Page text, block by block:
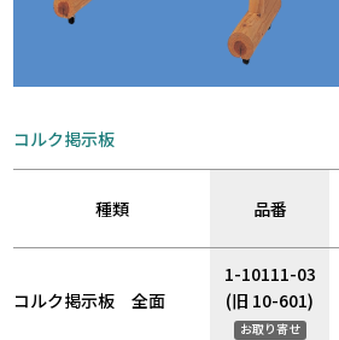
コルク掲示板
種類 品番
コルク掲示板 全面
1-10111-03
(旧 10-601)
お取り寄せ